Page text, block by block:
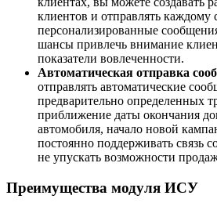
клиентов и отправлять каждому
персонализированные
шансы привлечь внимание
показатели вовлеченности.
Автоматическая отправка
отправлять автоматические
предварительно определенных
приближение даты окончания
автомобиля, начало новой
постоянно поддерживать связь
не упускать возможности
Преимущества модуля ИСУ